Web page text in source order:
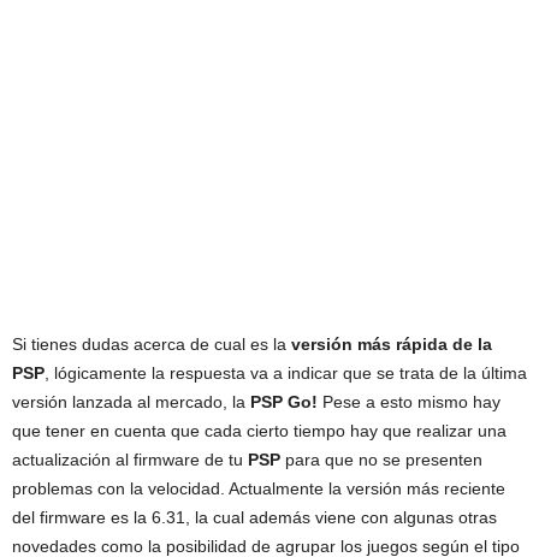
Si tienes dudas acerca de cual es la versión más rápida de la
PSP , lógicamente la respuesta va a indicar que se trata de la última
versión lanzada al mercado, la PSP Go! Pese a esto mismo hay
que tener en cuenta que cada cierto tiempo hay que realizar una
actualización al firmware de tu PSP para que no se presenten
problemas con la velocidad. Actualmente la versión más reciente
del firmware es la 6.31, la cual además viene con algunas otras
novedades como la posibilidad de agrupar los juegos según el tipo